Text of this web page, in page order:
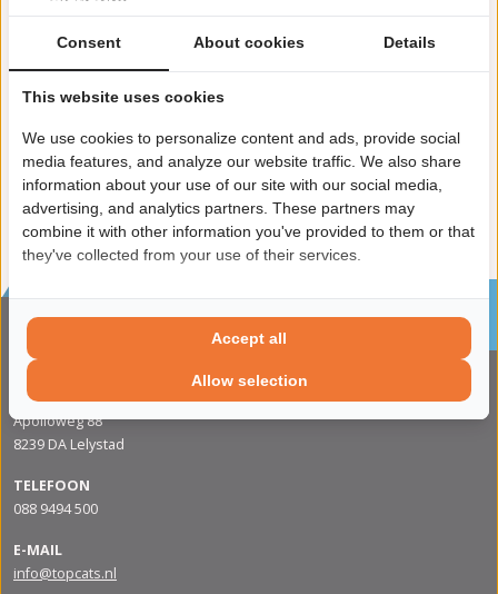
Garantie:2 jaar garantie
Materiaal:Keramiek
Enkel in combinatie met:FK91985
Product in orde:
Controleteken:E57-103R
Sinds 2002 de specialist in katalysatoren en
roetfilters
CONTACTGEGVENS
ADRES
Apolloweg 88
8239 DA Lelystad
TELEFOON
088 9494 500
E-MAIL
info@topcats.nl
Consent About cookies Details
This website uses cookies
We use cookies to personalize content and ads, provide social
media features, and analyze our website traffic. We also share
information about your use of our site with our social media,
advertising, and analytics partners. These partners may
combine it with other information you've provided to them or that
they've collected from your use of their services.
Allow selection
Accept all